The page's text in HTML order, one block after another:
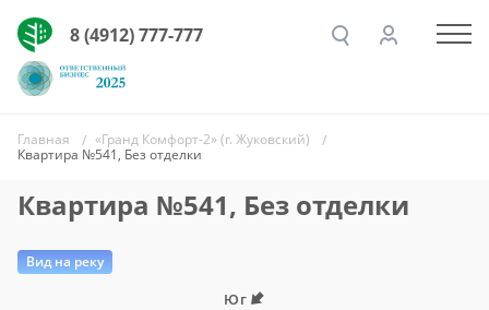
8 (4912) 777-777
Главная
«Гранд Комфорт-2» (г. Жуковский)
Квартира №541, Без отделки
Квартира №541, Без отделки
Вид на реку
Юг